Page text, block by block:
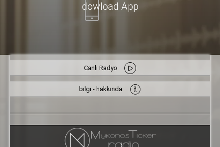
dowload App
Canlı Radyo
bilgi - hakkında